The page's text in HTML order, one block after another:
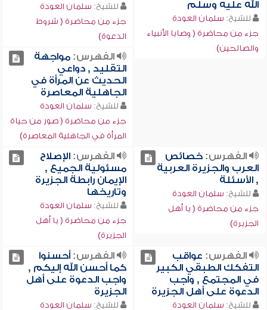
الله عليه وسلم
للشيخ: سلمان العودة
جزء من محاضرة ( وصايا الأنبياء
والصالحين)
للشيخ: سلمان العودة
جزء من محاضرة ( شروط
الدعوة)
الفهرس:مواجهة
التقليد , دواعي
الحديث عن المرأة في
الجاهلية المعاصرة
للشيخ: سلمان العودة
جزء من محاضرة ( صور من حياة
المرأة في الجاهلية المعاصرة)
الفهرس:خصائص
العرب والجزيرة العربية
, الأسئلة
للشيخ: سلمان العودة
جزء من محاضرة ( يا أهل
الجزيرة)
الفهرس:الإصلاح
مسئولية الجميع ,
الإيمان رابطة الجزيرة
وتاريخها
للشيخ: سلمان العودة
جزء من محاضرة ( يا أهل
الجزيرة)
الفهرس: عواقب
التفكك الطبقي الكبير
في المجتمع , واجب
الدعوة على أهل الجزيرة
للشيخ: سلمان العودة
الفهرس:أحسنوا
كما أحسن الله إليكم ,
واجب الدعوة على أهل
الجزيرة
للشيخ: سلمان العودة